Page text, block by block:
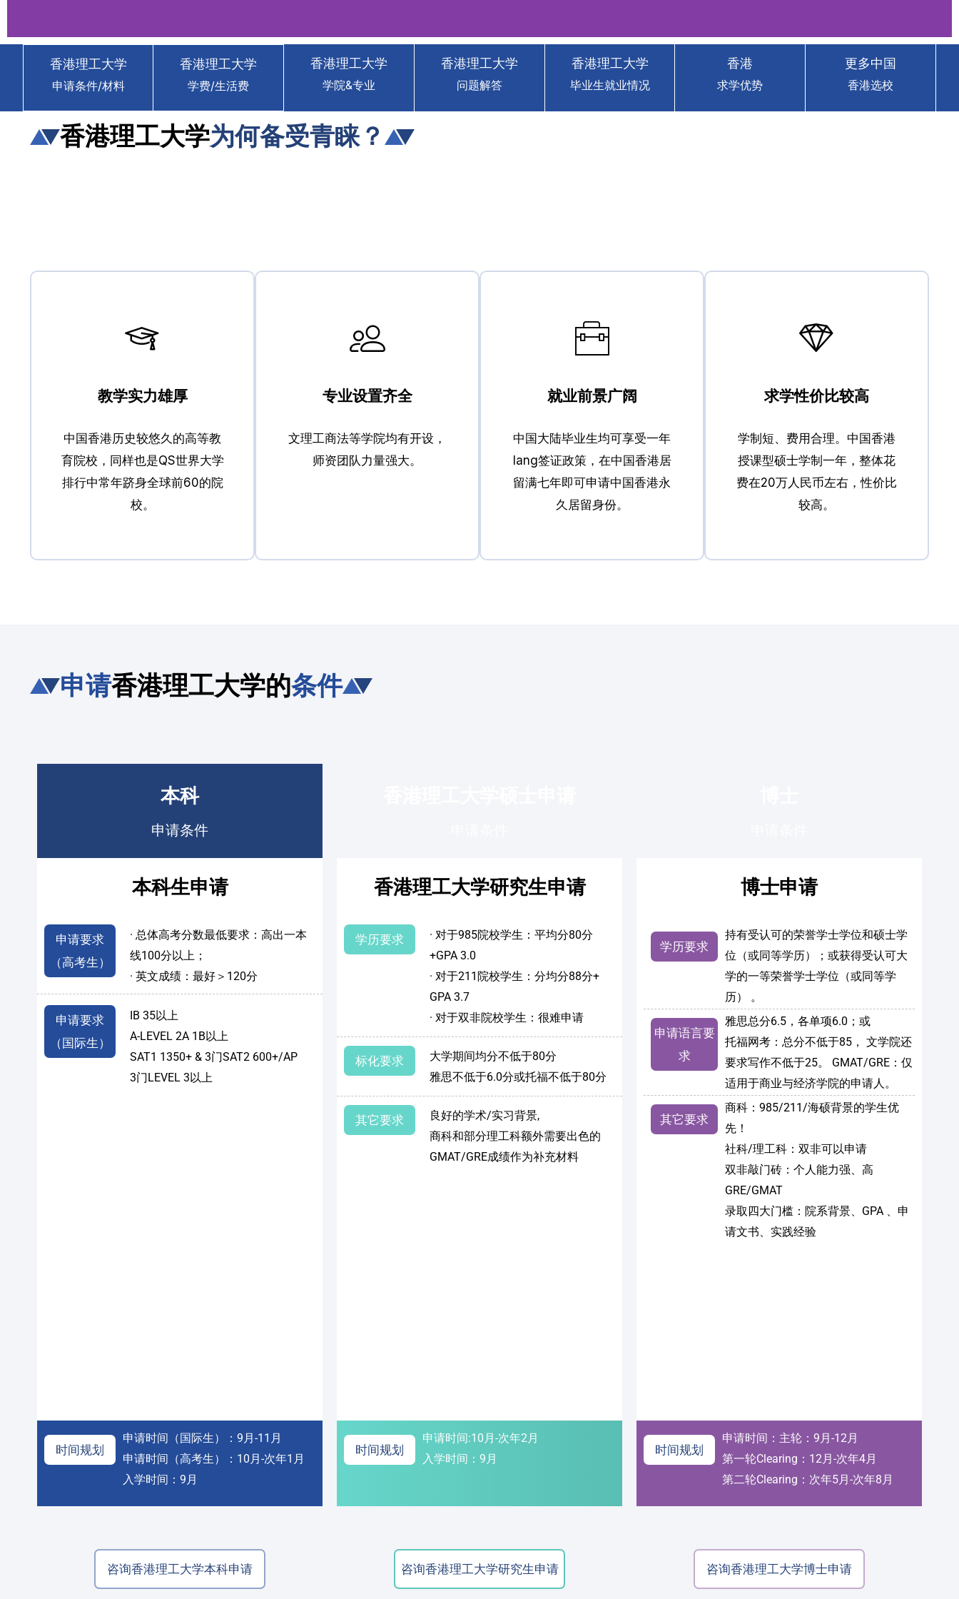
香港理工大学 The Hong Kong
Polytechnic University (PolyU)
省钱省力 · 读香港名校 · 获得香港身份
香港理工大学
申请条件/材料
香港理工大学
学费/生活费
香港理工大学
学院&专业
香港理工大学
问题解答
香港理工大学
毕业生就业情况
香港
求学优势
更多中国
香港选校
香港理工大学为何备受青睐？
教学实力雄厚
中国香港历史较悠久的高等教
育院校，同样也是QS世界大学
排行中常年跻身全球前60的院
校。
专业设置齐全
文理工商法等学院均有开设，
师资团队力量强大。
就业前景广阔
中国大陆毕业生均可享受一年
Iang签证政策，在中国香港居
留满七年即可申请中国香港永
久居留身份。
求学性价比较高
学制短、费用合理。中国香港
授课型硕士学制一年，整体花
费在20万人民币左右，性价比
较高。
申请香港理工大学的条件
本科
申请条件
本科生申请
申请要求
（高考生）
· 总体高考分数最低要求：高出一本
线100分以上；
· 英文成绩：最好＞120分
申请要求
（国际生）
IB 35以上
A-LEVEL 2A 1B以上
SAT1 1350+ & 3门SAT2 600+/AP
3门LEVEL 3以上
时间规划
申请时间（国际生）：9月-11月
申请时间（高考生）：10月-次年1月
入学时间：9月
咨询香港理工大学本科申请
香港理工大学研究生申请
学历要求
· 对于985院校学生：平均分80分
+GPA 3.0
· 对于211院校学生：分均分88分+
GPA 3.7
· 对于双非院校学生：很难申请
标化要求
大学期间均分不低于80分
雅思不低于6.0分或托福不低于80分
其它要求
良好的学术/实习背景,
商科和部分理工科额外需要出色的
GMAT/GRE成绩作为补充材料
时间规划
申请时间:10月-次年2月
入学时间：9月
咨询香港理工大学研究生申请
博士申请
学历要求
持有受认可的荣誉学士学位和硕士学
位（或同等学历）；或获得受认可大
学的一等荣誉学士学位（或同等学
历） 。
申请语言要
求
雅思总分6.5，各单项6.0；或
托福网考：总分不低于85， 文学院还
要求写作不低于25。 GMAT/GRE：仅
适用于商业与经济学院的申请人。
其它要求
商科：985/211/海硕背景的学生优
先！
社科/理工科：双非可以申请
双非敲门砖：个人能力强、高
GRE/GMAT
录取四大门槛：院系背景、GPA 、申
请文书、实践经验
时间规划
申请时间：主轮：9月-12月
第一轮Clearing：12月-次年4月
第二轮Clearing：次年5月-次年8月
咨询香港理工大学博士申请